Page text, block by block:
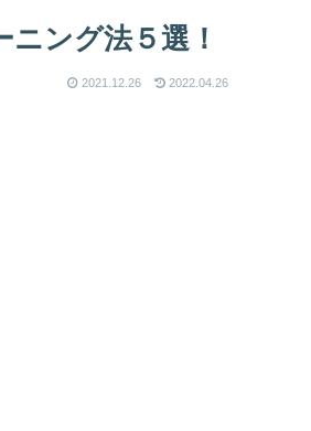
ング法５選！
2021.12.26 2022.04.26